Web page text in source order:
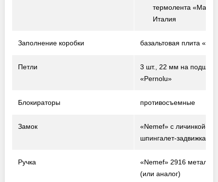
термолента
Италия
Заполнение коробки базальтовая плита
Петли
3 шт., 22 мм на
«Pernolu»
Блокираторы противосъемные
Замок
«Nemef» с личинкой-
шпингалет-задвижка
Ручка
«Nemef» 2916 металл /
(или аналог)